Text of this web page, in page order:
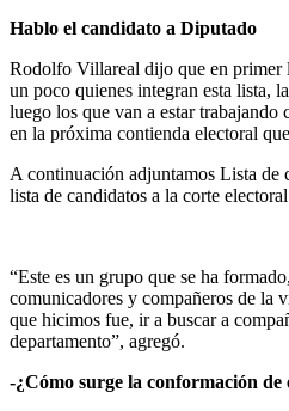
Hablo el candidato a Diputado
Rodolfo Villareal dijo que en primer
un poco quienes integran esta lista,
luego los que van a estar trabajando
en la próxima contienda electoral
A continuación adjuntamos Lista de
lista de candidatos a la corte electoral
“Este es un grupo que se ha
comunicadores y compañeros de la
que hicimos fue, ir a buscar a
departamento”, agregó.
-¿Cómo surge la conformación de